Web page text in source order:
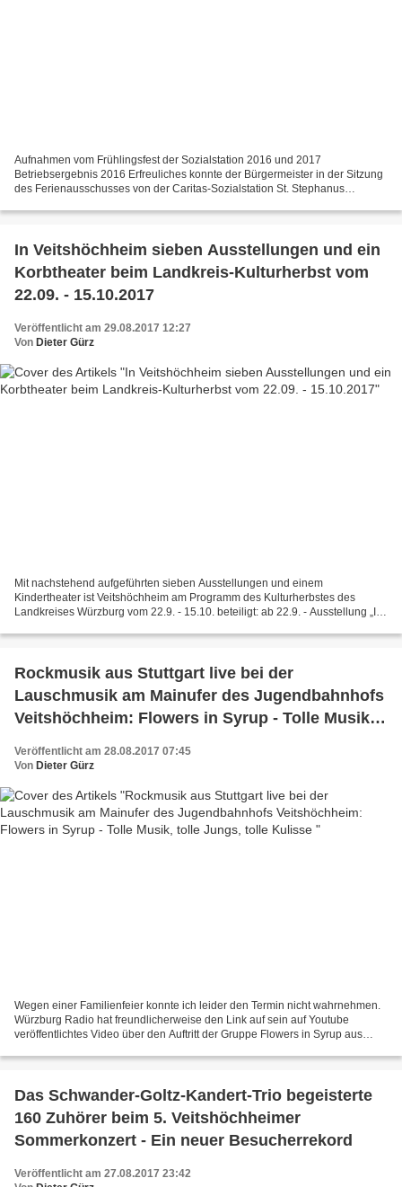
Aufnahmen vom Frühlingsfest der Sozialstation 2016 und 2017
Betriebsergebnis 2016 Erfreuliches konnte der Bürgermeister in der Sitzung
des Ferienausschusses von der Caritas-Sozialstation St. Stephanus
In Veitshöchheim sieben Ausstellungen und ein
Korbtheater beim Landkreis-Kulturherbst vom
22.09. - 15.10.2017
Veröffentlicht am 29.08.2017 12:27
Von Dieter Gürz
Mit nachstehend aufgeführten sieben Ausstellungen und einem
Kindertheater ist Veitshöchheim am Programm des Kulturherbstes des
Landkreises Würzburg vom 22.9. - 15.10. beteiligt: ab 22.9. - Ausstellung „Im
Rockmusik aus Stuttgart live bei der
Lauschmusik am Mainufer des Jugendbahnhofs
Veitshöchheim: Flowers in Syrup - Tolle Musik,
Veröffentlicht am 28.08.2017 07:45
Von Dieter Gürz
Wegen einer Familienfeier konnte ich leider den Termin nicht wahrnehmen.
Würzburg Radio hat freundlicherweise den Link auf sein auf Youtube
veröffentlichtes Video über den Auftritt der Gruppe Flowers in Syrup aus
Das Schwander-Goltz-Kandert-Trio begeisterte
160 Zuhörer beim 5. Veitshöchheimer
Sommerkonzert - Ein neuer Besucherrekord
Veröffentlicht am 27.08.2017 23:42